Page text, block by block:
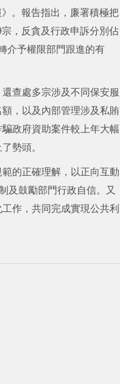
。報告指出，廉署積極把
，反貪及行政申訴分別佔
介予權限部門跟進的有
查處多宗涉及不同保安服
，以及內部管理涉及私賄
政府資助案件較上年大幅
勢頭。
的正確理解，以正向互動
及鼓勵部門行政自信。又
作，共同完成實現公共利